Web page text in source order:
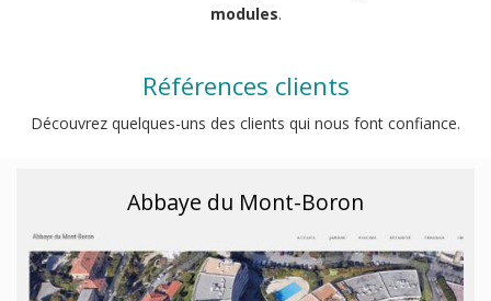
modules.
Références clients
Découvrez quelques-uns des clients qui nous font confiance.
Abbaye du Mont-Boron